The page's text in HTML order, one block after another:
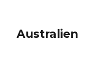
Australien